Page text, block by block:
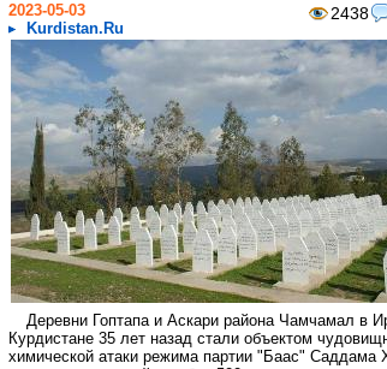
2438
2023-05-03
Kurdistan.Ru
Деревни Гоптапа и Аскари района Чамчамал в
Курдистане 35 лет назад стали объектом
химической атаки режима партии "Баас" Саддама